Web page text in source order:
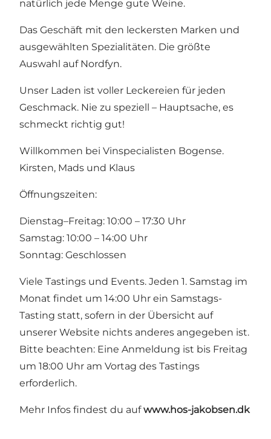
natürlich jede Menge gute Weine.
Das Geschäft mit den leckersten Marken und
ausgewählten Spezialitäten. Die größte
Auswahl auf Nordfyn.
Unser Laden ist voller Leckereien für jeden
Geschmack. Nie zu speziell – Hauptsache, es
schmeckt richtig gut!
Willkommen bei Vinspecialisten Bogense.
Kirsten, Mads und Klaus
Öffnungszeiten:
Dienstag–Freitag: 10:00 – 17:30 Uhr
Samstag: 10:00 – 14:00 Uhr
Sonntag: Geschlossen
Viele Tastings und Events. Jeden 1. Samstag im
Monat findet um 14:00 Uhr ein Samstags-
Tasting statt, sofern in der Übersicht auf
unserer Website nichts anderes angegeben ist.
Bitte beachten: Eine Anmeldung ist bis Freitag
um 18:00 Uhr am Vortag des Tastings
erforderlich.
Mehr Infos findest du aufwww.hos-jakobsen.dk